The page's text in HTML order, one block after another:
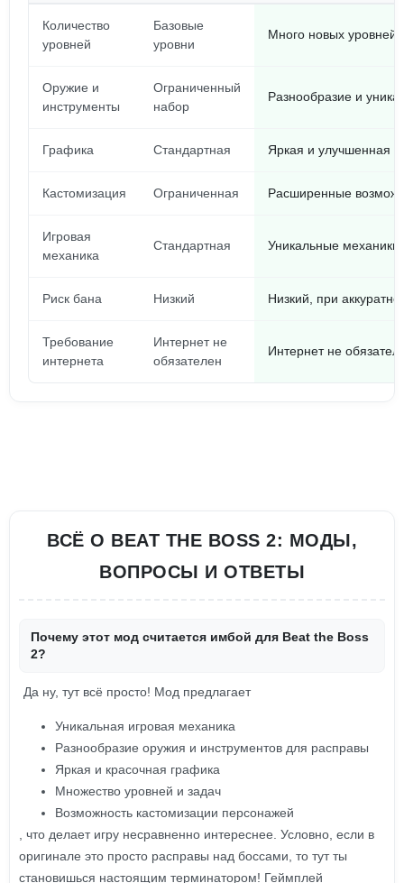
Количество
уровней
Базовые
уровни
Много новых уровней
Оружие и
инструменты
Ограниченный
набор
Разнообразие и
Графика Стандартная Яркая и улучшенная
Кастомизация Ограниченная Расширенные
Игровая
механика
Стандартная Уникальные
Риск бана Низкий Низкий, при
Требование
интернета
Интернет не
обязателен
Интернет не
ВСЁ О BEAT THE BOSS 2: МОДЫ,
ВОПРОСЫ И ОТВЕТЫ
Почему этот мод считается имбой для Beat the Boss
2?
Да ну, тут всё просто! Мод предлагает
Уникальная игровая механика
Разнообразие оружия и инструментов для расправы
Яркая и красочная графика
Множество уровней и задач
Возможность кастомизации персонажей
, что делает игру несравненно интереснее. Условно, если в
оригинале это просто расправы над боссами, то тут ты
становишься настоящим терминатором! Геймплей